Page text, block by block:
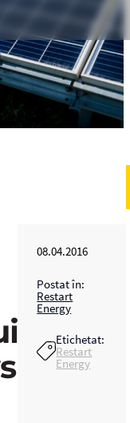
08.04.2016
Postat în:
Restart
Energy
Etichetat:
Restart
Energy